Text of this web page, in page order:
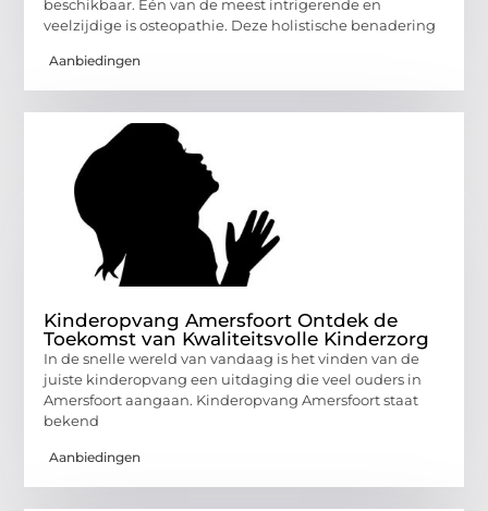
beschikbaar. Eén van de meest intrigerende en
veelzijdige is osteopathie. Deze holistische benadering
Aanbiedingen
Kinderopvang Amersfoort Ontdek de
Toekomst van Kwaliteitsvolle Kinderzorg
In de snelle wereld van vandaag is het vinden van de
juiste kinderopvang een uitdaging die veel ouders in
Amersfoort aangaan. Kinderopvang Amersfoort staat
bekend
Aanbiedingen